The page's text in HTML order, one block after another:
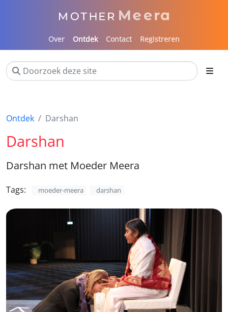
Over Ontdek Contact Registreren
Ontdek Darshan
Darshan
Darshan met Moeder Meera
Tags: moeder-meera darshan